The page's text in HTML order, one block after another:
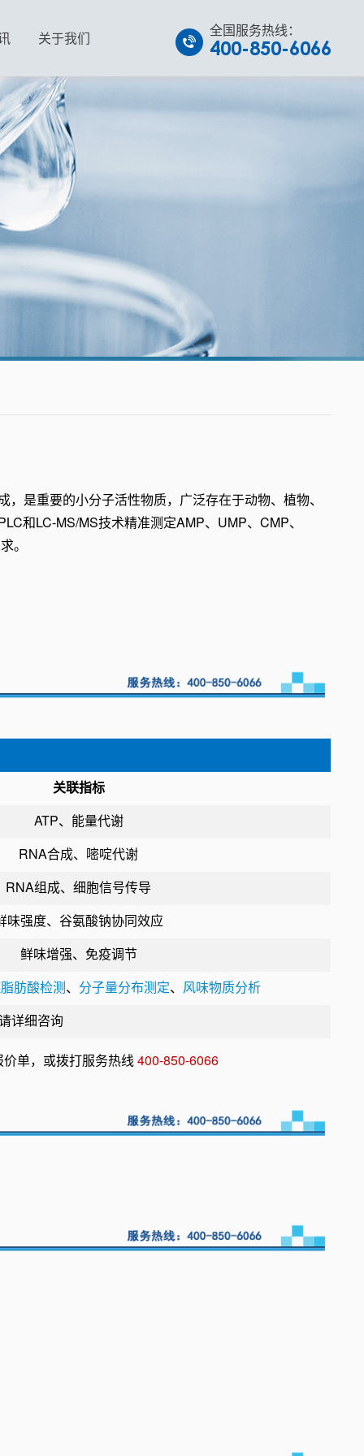
关于我们 全国服务热线：
400-850-6066
是重要的小分子活性物质，广泛存在于动物、植物、
和LC-MS/MS技术精准测定AMP、UMP、CMP、
。
关联指标
ATP、能量代谢
RNA合成、嘧啶代谢
RNA组成、细胞信号传导
味强度、谷氨酸钠协同效应
鲜味增强、免疫调节
肪酸检测、 分子量分布测定、 风味物质分析
详细咨询
单，或拨打服务热线400-850-6066